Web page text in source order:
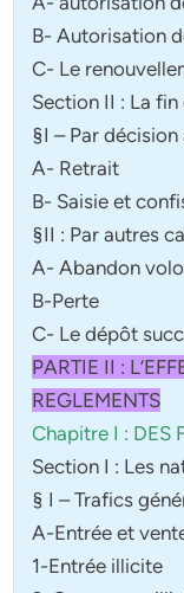
B- Autorisation
C- Le
Section II : La
§I – Par
A- Retrait
B- Saisie et
§II : Par autres
A- Abandon
B-Perte
C- Le dépôt
PARTIE II :
REGLEMENTS
Chapitre I : DES
Section I : Les
§ I – Trafics
A-Entrée et
1-Entrée illicite